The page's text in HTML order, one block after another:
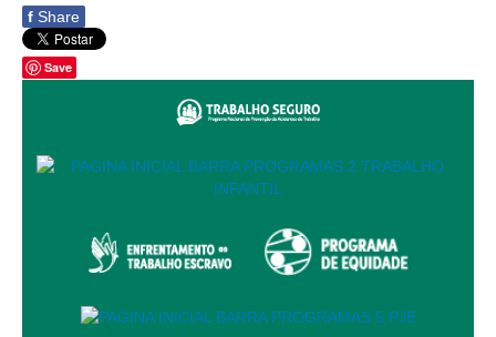
Contas abertas em nome dos beneficiários
Diários Eletrônicos
e-Doc
Espaço do Servidor
META 9 do CNJ
f Share
Save